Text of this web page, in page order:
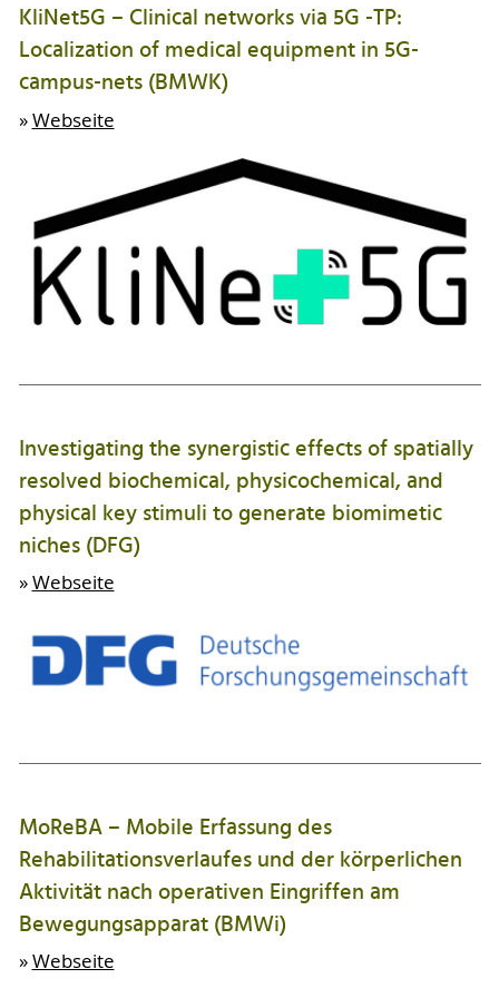
KliNet5G – Clinical networks via 5G -TP:
Localization of medical equipment in 5G-
campus-nets (BMWK)
»Webseite
Investigating the synergistic effects of spatially
resolved biochemical, physicochemical, and
physical key stimuli to generate biomimetic
niches (DFG)
»Webseite
MoReBA – Mobile Erfassung des
Rehabilitationsverlaufes und der körperlichen
Aktivität nach operativen Eingriffen am
Bewegungsapparat (BMWi)
»Webseite